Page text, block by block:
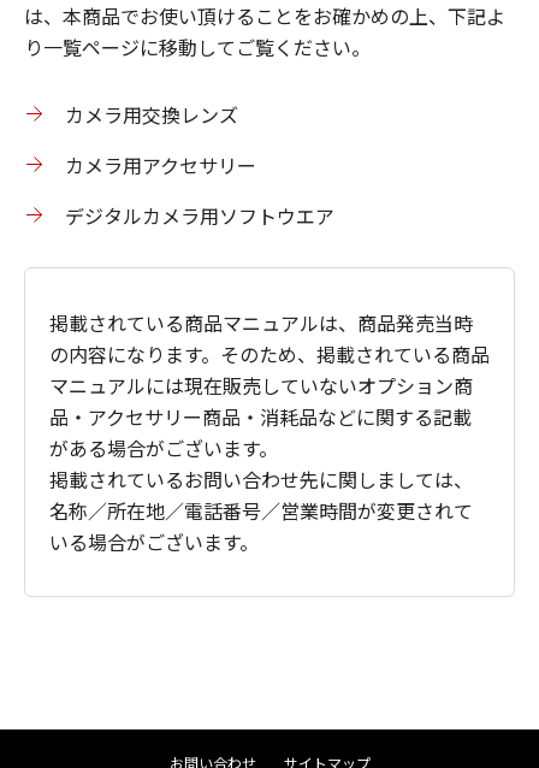
は、本商品でお使い頂けることをお確かめの上、下記よ
り一覧ページに移動してご覧ください。
カメラ用交換レンズ
カメラ用アクセサリー
デジタルカメラ用ソフトウエア
掲載されている商品マニュアルは、商品発売当時
の内容になります。そのため、掲載されている商品
マニュアルには現在販売していないオプション商
品・アクセサリー商品・消耗品などに関する記載
がある場合がございます。
掲載されているお問い合わせ先に関しましては、
名称／所在地／電話番号／営業時間が変更されて
いる場合がございます。
お問い合わせ サイトマップ